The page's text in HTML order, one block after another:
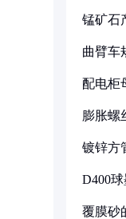
锰矿石
曲臂车
配电柜
膨胀螺
镀锌方
D400
覆膜砂